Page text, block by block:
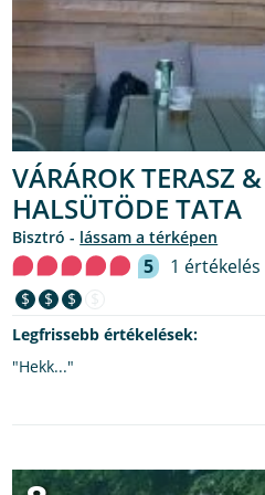
VÁRÁROK TERASZ
HALSÜTÖDE TATA
bisztró - lássam a térképen
5 1 értékelés
$ $ $
Legfrissebb értékelések:
"Hekk..."